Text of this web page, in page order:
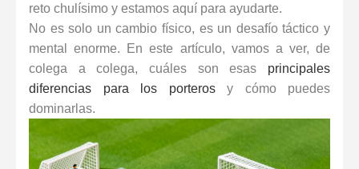
reto chulísimo y estamos aquí para ayudarte.
No es solo un cambio físico, es un desafío táctico y
mentalenorme. En este artículo, vamos a ver, de
colega a colega, cuáles son esas principales
diferencias para los porterosy cómo puedes
dominarlas.